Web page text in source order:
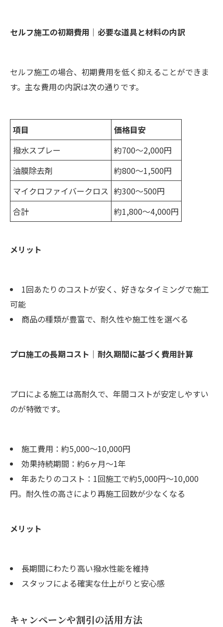
セルフ施工の初期費用｜必要な道具と材料の内訳
セルフ施工の場合、初期費用を低く抑えることができま
す。主な費用の内訳は次の通りです。
項目
価格目安
撥水スプレー
約700〜2,000円
油膜除去剤
約800〜1,500円
マイクロファイバークロス 約300〜500円
合計
約1,800〜4,000円
メリット
1回あたりのコストが安く、好きなタイミングで施工
可能
商品の種類が豊富で、耐久性や施工性を選べる
プロ施工の長期コスト｜耐久期間に基づく費用計算
プロによる施工は高耐久で、年間コストが安定しやすい
のが特徴です。
施工費用：約5,000〜10,000円
効果持続期間：約6ヶ月〜1年
年あたりのコスト：1回施工で約5,000円〜10,000
円。耐久性の高さにより再施工回数が少なくなる
メリット
長期間にわたり高い撥水性能を維持
スタッフによる確実な仕上がりと安心感
キャンペーンや割引の活用方法